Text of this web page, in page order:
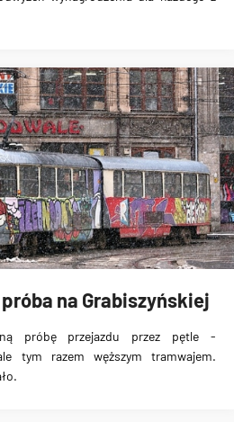
na Grabiszyńskiej
próbę przejazdu przez pętle -
tym razem węższym tramwajem.